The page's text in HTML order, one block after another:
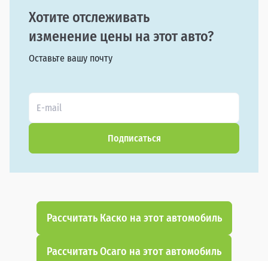
Хотите отслеживать
изменение цены на этот авто?
Оставьте вашу почту
Подписаться
Рассчитать Каско на этот автомобиль
Рассчитать Осаго на этот автомобиль